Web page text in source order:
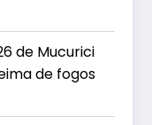
de Mucurici
de fogos